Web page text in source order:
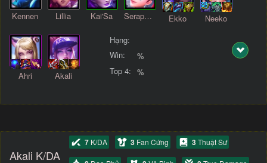
Kennen Lillia Kai'Sa Seraphine Ekko Neeko
Ahri Akali
Hạng:
Win:
%
Top 4: %
Akali K/DA
7 K/DA 3 Fan Cứng 3Thuật Sư